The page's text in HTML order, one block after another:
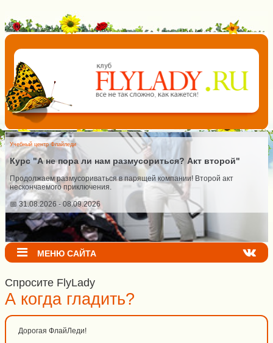
Учебный центр Флайледи
Курс "А не пора ли нам размусориться? Акт второй"
Продолжаем размусориваться в парящей компании! Второй акт
нескончаемого приключения.
📅 31.08.2026 - 08.09.2026
МЕНЮ САЙТА
Спросите FlyLady
А когда гладить?
Дорогая ФлайЛеди!